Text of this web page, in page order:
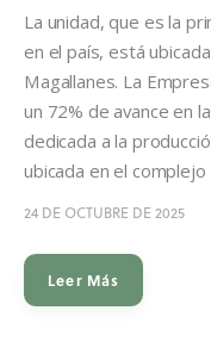
Quiénes somos
La unidad, que es la
en el país, está
Magallanes. La
un 72% de avance en
dedicada a la
ubicada en el
24 DE OCTUBRE DE 2025
Leer Más